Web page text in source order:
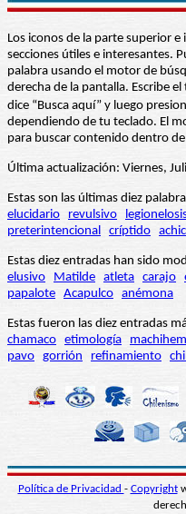
Los iconos de la parte superior
secciones útiles e interesantes.
palabra usando el motor de
derecha de la pantalla. Escribe
dice “Busca aquí” y luego
dependiendo de tu teclado. El
para buscar contenido dentro de
Última actualización: Viernes,
Estas son las últimas diez
elucidario
revulsivo
preterintencional críptido
Estas diez entradas han sido
elusivo
Matilde atleta carajo
papalote Acapulco anémona
Estas fueron las diez entradas
chamaco etimología
pavo gorrión refinamiento
Política de Privacidad - Copyright